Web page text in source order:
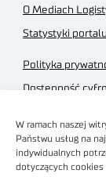
W ramach naszej
Państwu usług na
indywidualnych
dotyczących cookies
O Mediach
Statystyki portalu
Polityka
Dostępność
Regulamin